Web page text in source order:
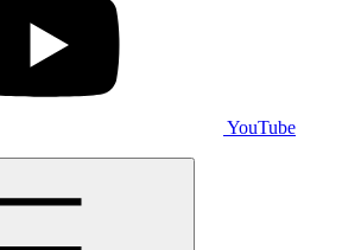
YouTube